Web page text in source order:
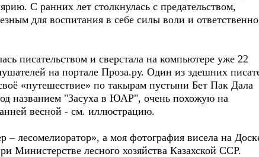
С ранних лет столкнулась с предательством,
для воспитания в себе силы воли и
писательством и сверстала на компьютере уже 22
на портале Проза.ру. Один из здешних
«путешествие» по такырам пустыни Бет Пак Дала
названием "Засуха в ЮАР", очень похожую на
весной - см. иллюстрацию.
а моя фотография висела на
Министерстве лесного хозяйства Казахской ССР.